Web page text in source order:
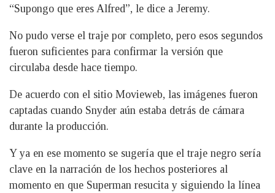
“Supongo que eres Alfred”, le dice a Jeremy.
No pudo verse el traje por completo, pero esos segundos
fueron suficientes para confirmar la versión que
circulaba desde hace tiempo.
De acuerdo con el sitio Movieweb, las imágenes fueron
captadas cuando Snyder aún estaba detrás de cámara
durante la producción.
Y ya en ese momento se sugería que el traje negro sería
clave en la narración de los hechos posteriores al
momento en que Superman resucita y siguiendo la línea